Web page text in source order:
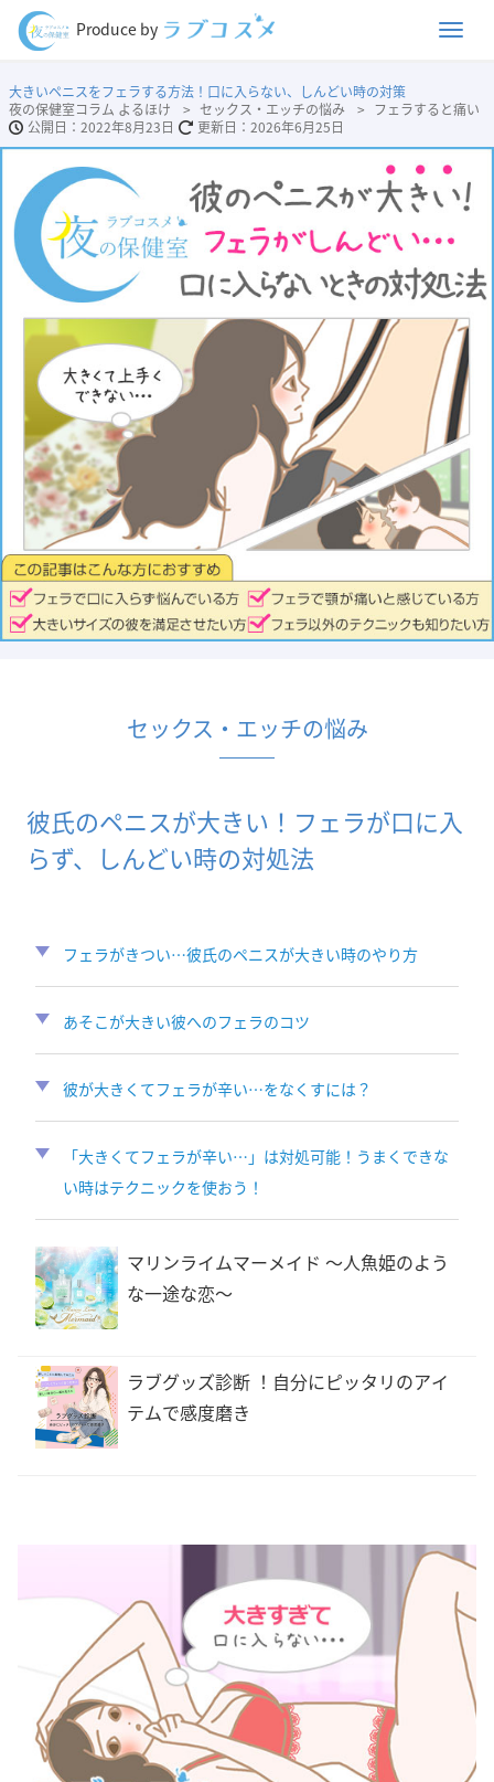
Produce by
大きいペニスをフェラする方法！口に入らない、しんどい時の対策
夜の保健室コラム よるほけ
セックス・エッチの悩み
フェラすると痛い
2022年8月23日
2026年6月25日
セックス・エッチの悩み
彼氏のペニスが大きい！フェラが口に入
らず、しんどい時の対処法
フェラがきつい…彼氏のペニスが大きい時のやり方
あそこが大きい彼へのフェラのコツ
彼が大きくてフェラが辛い…をなくすには？
「大きくてフェラが辛い…」は対処可能！うまくできな
い時はテクニックを使おう！
マリンライムマーメイド 〜人魚姫のよう
な一途な恋〜
ラブグッズ診断 ！自分にピッタリのアイ
テムで感度磨き